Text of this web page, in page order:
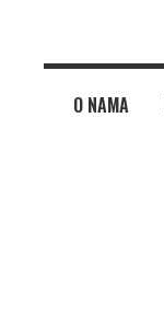
O NAMA